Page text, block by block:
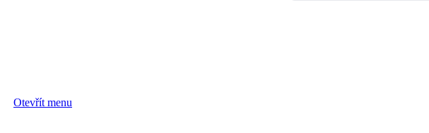
Otevřít menu